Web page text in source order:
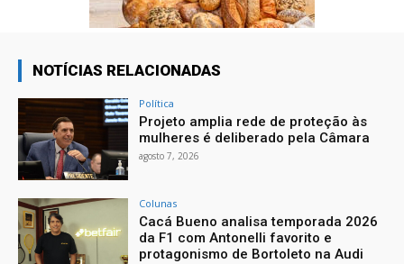
NOTÍCIAS RELACIONADAS
Política
Projeto amplia rede de proteção às
mulheres é deliberado pela Câmara
agosto 7, 2026
Colunas
Cacá Bueno analisa temporada 2026
da F1 com Antonelli favorito e
protagonismo de Bortoleto na Audi